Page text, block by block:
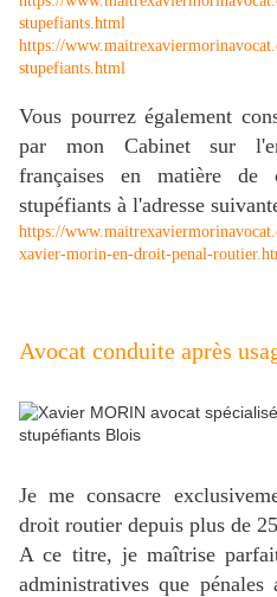
stupefiants.html
https://
stupefiants.html
Vous pourrez également
par mon Cabinet sur
françaises en matière de
stupéfiants à l'adresse
https://
xavier-morin-en-droit-penal-
Avocat conduite après
Je me consacre
droit routier depuis plus de
A ce titre, je maîtrise
administratives que